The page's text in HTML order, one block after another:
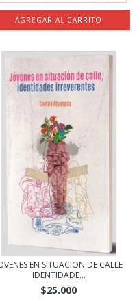
EN SITUACION DE CALLE
IDENTIDADE...
$25.000